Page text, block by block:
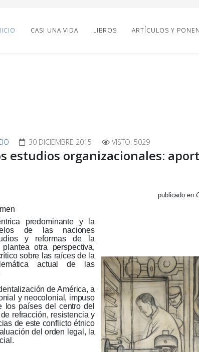
CASI UNA VIDA LIBROS ARTÍCULOS Y
30 DICIEMBRE 2015 VISTO: 5029
estudios organizacionales:
publicado en
predominante y la
de las naciones
y reformas de la
otra perspectiva,
sobre las raíces de la
actual de las
de América, a
y neocolonial, impuso
los países del centro del
refracción, resistencia y
de este conflicto étnico
del orden legal, la